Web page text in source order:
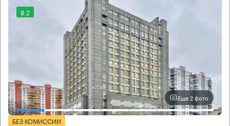
8.2
Еще 2 фото
БЕЗ КОМИССИИ